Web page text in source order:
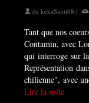
de kekaSanti68 |
Tant que nos
Contamin, avec
qui interroge sur
Représentation
chilienne", avec
Lire la suite